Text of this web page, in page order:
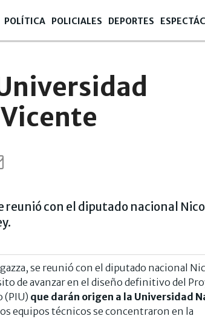
POLÍTICA POLICIALES DEPORTES
con el diputado nacional
se reunió con el diputado nacional
de avanzar en el diseño definitivo del
(PIU) que darán origen a la Universidad
equipos técnicos se concentraron en la